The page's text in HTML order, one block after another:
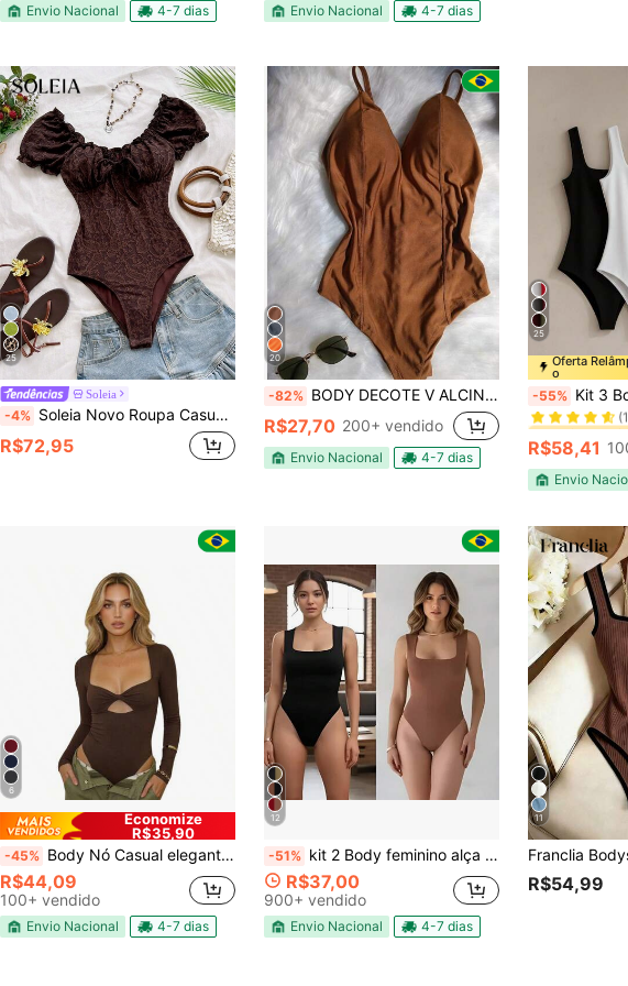
Envio Nacional 4-7 dias Envio Nacional 4-7 dias
25
Soleia
-4% Soleia Novo Roupa Casual de Volta às Aulas, Férias, Ocidental, Praia, Convidada de Casamento, Formatura, Brunch, Roupas Femininas, Dia de São Patrício, Férias de Primavera, Páscoa, Festival de Música, Elegante, Boêmio, Tropical, Férias Elegantes, Manga de Pétala Marrom, Tecido Texturizado, Camiseta, Bodysuit
R$72,95
20
-82% BODY DECOTE V ALCINHA com bojo suplex
R$27,70 200+ vendido
Envio Nacional 4-7 dias
25
Oferta
o
-55% Kit 3 Bodys Femininos Suplex Cavado
#9 Mais
#9 Mais
#9 Mais
#9 Mais
R$58,41
Envio
6
Economize
R$35,90
-45% Body Nó Casual elegante Poliéster Torcido Feminino Gringa Modelador
R$44,09
100+ vendido
Envio Nacional 4-7 dias
12
-51% kit 2 Body feminino alça larga decote quadrado
R$37,00
900+ vendido
Envio Nacional 4-7 dias
11
R$54,99